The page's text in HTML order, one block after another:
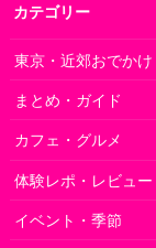
カテゴリー
東京・近郊おでかけ
まとめ・ガイド
カフェ・グルメ
体験レポ・レビュー
イベント・季節